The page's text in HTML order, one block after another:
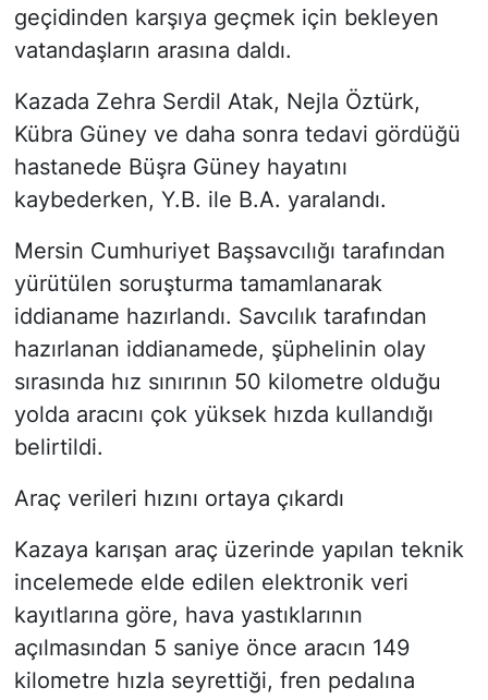
geçidinden karşıya geçmek için bekleyen
vatandaşların arasına daldı.
Kazada Zehra Serdil Atak, Nejla Öztürk,
Kübra Güney ve daha sonra tedavi gördüğü
hastanede Büşra Güney hayatını
kaybederken, Y.B. ile B.A. yaralandı.
Mersin Cumhuriyet Başsavcılığı tarafından
yürütülen soruşturma tamamlanarak
iddianame hazırlandı. Savcılık tarafından
hazırlanan iddianamede, şüphelinin olay
sırasında hız sınırının 50 kilometre olduğu
yolda aracını çok yüksek hızda kullandığı
belirtildi.
Araç verileri hızını ortaya çıkardı
Kazaya karışan araç üzerinde yapılan teknik
incelemede elde edilen elektronik veri
kayıtlarına göre, hava yastıklarının
açılmasından 5 saniye önce aracın 149
kilometre hızla seyrettiği, fren pedalına